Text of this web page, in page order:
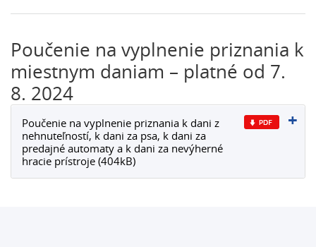
Poučenie na vyplnenie priznania k
miestnym daniam – platné od 7.
8. 2024
Poučenie na vyplnenie priznania k dani z
nehnuteľností, k dani za psa, k dani za
predajné automaty a k dani za nevýherné
hracie prístroje (404kB)